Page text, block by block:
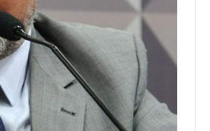
Inicie O Semestre Cuidando Da
Sua Saúde Mental Com O Clube
De Vantagens ASSECOR